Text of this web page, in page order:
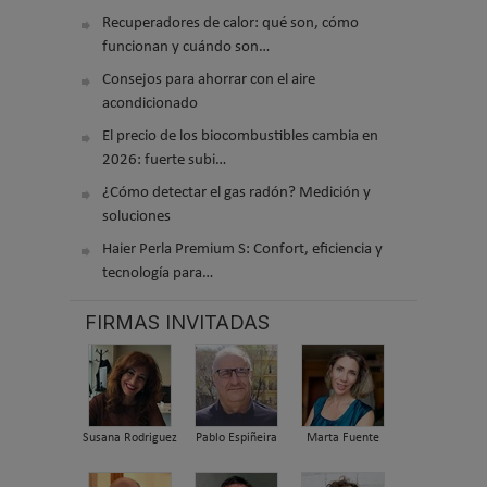
Recuperadores de calor: qué son, cómo
funcionan y cuándo son…
Consejos para ahorrar con el aire
acondicionado
El precio de los biocombustibles cambia en
2026: fuerte subi…
¿Cómo detectar el gas radón? Medición y
soluciones
Haier Perla Premium S: Confort, eficiencia y
tecnología para…
FIRMAS INVITADAS
Susana Rodriguez Pablo Espiñeira Marta Fuente